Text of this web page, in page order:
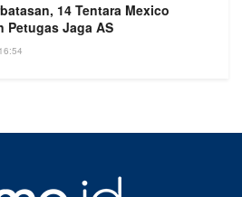
14 Tentara Mexico
Petugas Jaga AS